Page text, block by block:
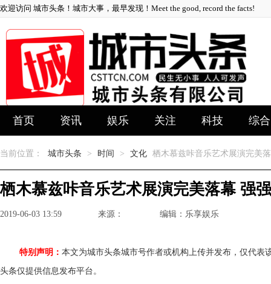
欢迎访问 城市头条！城市大事，最早发现！Meet the good, record the facts!
首页 资讯 娱乐 关注 科技 综合
当前位置： 城市头条 > 时间 > 文化 栖木慕兹咔音乐艺术展演完美
栖木慕兹咔音乐艺术展演完美落幕 强
2019-06-03 13:59 来源： 编辑：乐享娱乐
特别声明： 本文为城市头条城市号作者或机构上传并发布，仅代
头条仅提供信息发布平台。